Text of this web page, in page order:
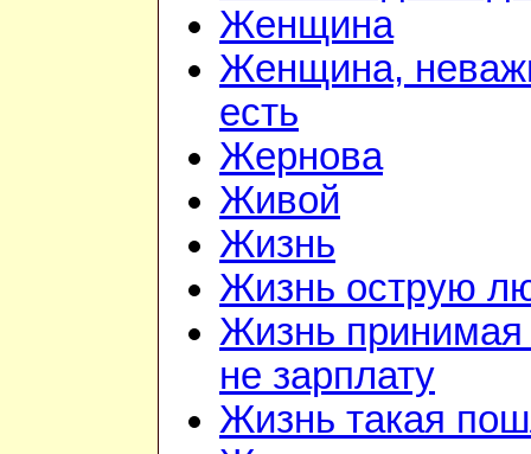
Женщина
Женщина,
есть
Жернова
Живой
Жизнь
Жизнь острую
Жизнь
не зарплату
Жизнь такая